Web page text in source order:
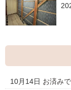
10月14日 お済み